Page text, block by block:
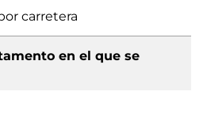
carretera
en el que se